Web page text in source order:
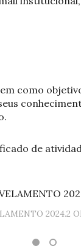
como
de
2024.2